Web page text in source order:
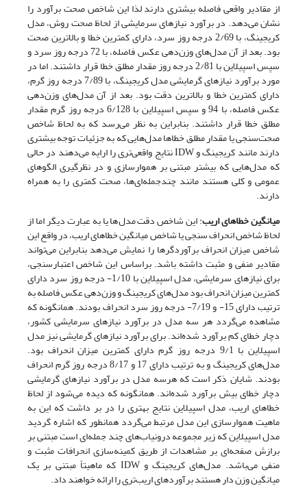
از مقادیر واقعی فاصله بیشتری دارند لذا این شاخص صحت برآورد را
نشان می‌دهد. در برآورد نیازهای سرمایشی از لحاظ صحت روش، مدل
کریجینگ، با 2/69 درجه روز سرد، دارای کمترین خطا و بالاترین صحت
بود. بعد از آن مدل‌های وزن‌دهی عکس فاصله، با 72 درجه روز سرد و
سپس اسپیلاین با 2/81 درجه روز مقدار مطلق خطا قرار داشتند. اما در
مورد برآورد نیازهای گرمایشی مدل کریجینگ، با 7/89 درجه روز گرم،
دارای کمترین خطا و بالاترین دقت بود. بعد از آن مدل‌های وزن‌دهی
عکس فاصله، با 94 و سپس اسپیلاین با 6/128 درجه روز گرم مقدار
مطلق خطا قرار داشتند. بنابراین به نظر می‌رسد که به لحاظ شاخص
صحت‌سنجی یا مقدار مطلق خطاها مدل‌هایی که به جزئیات توجه بیشتری
دارند مانند کریجینگ و IDW نتایج واقعی‌تری را ارایه می‌دهند در حالی
که مدل‌هایی که بیشتر مبتنی بر هموارسازی و در نظرگیری الگوهای
عمومی و کلی هستند مانند چندجمله‌ای‌ها، صحت کمتری را به همراه
دارند.
میانگین خطاهای اریب: این شاخص دقت مدل‌ها یا به عبارت دیگر اما از
لحاظ شاخص انحراف سنجی یا شاخص میانگین خطاهای اریب، در واقع این
شاخص میزان انحراف برآوردگرها را نمایش می‌دهد بنابراین می‌تواند
مقادیر منفی و مثبت داشته باشد. براساس این شاخص اعتبارسنجی،
برای نیازهای سرمایشی، مدل اسپیلاین با 1/10- درجه روز سرد دارای
کمترین میزان انحراف بود مدل‌های کریجینگ و وزن‌دهی عکس فاصله به
ترتیب دارای 15- و 7/19- درجه روز سرد انحراف بودند. همانگونه که
مشاهده می‌گردد هر سه مدل در برآورد نیازهای سرمایشی کشور،
دچار خطای کم برآورد شده‌اند. برای برآورد نیازهای گرمایشی نیز مدل
اسپیلاین با 9/1 درجه روز گرم دارای کمترین میزان انحراف بود.
مدل‌های کریجینگ و به ترتیب دارای 17 و 8/17 درجه روز گرم انحراف
بودند. شایان ذکر است که هرسه مدل در برآورد نیازهای گرمایشی
دچار خطای بیش برآورد شده‌اند. همانگونه که دیده می‌شود از لحاظ
خطاهای اریب، مدل اسپیلاین نتایج بهتری را در بر داشت که این به
ماهیت هموارسازی این مدل مرتبط می‌گردد همانطور که اشاره گردید
مدل اسپیلاین که زیر مجموعه درونیاب‌های چند جمله‌ای است مبتنی بر
برازش صفحه‌ای بر مشاهدات از طریق کمینه‌سازی انحرافات مثبت و
منفی می‌باشد. مدل‌های کریجینگ و IDW که ماهیتاً مبتنی بر یک
میانگین وزن دار هستند برآوردهای اریب‌تری را ارائه خواهند داد.